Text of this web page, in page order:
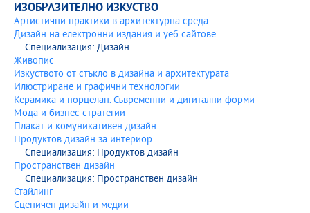
ИЗОБРАЗИТЕЛНО ИЗКУСТВО
Артистични практики в архитектурна среда
Дизайн на електронни издания и уеб сайтове
Специализация: Дизайн
Живопис
Изкуството от стъкло в дизайна и архитектурата
Илюстриране и графични технологии
Керамика и порцелан. Съвременни и дигитални форми
Мода и бизнес стратегии
Плакат и комуникативен дизайн
Продуктов дизайн за интериор
Специализация: Продуктов дизайн
Пространствен дизайн
Специализация: Пространствен дизайн
Стайлинг
Сценичен дизайн и медии